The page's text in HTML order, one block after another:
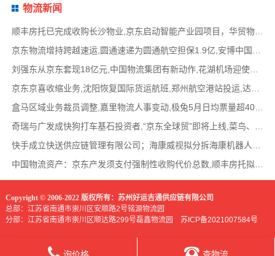
物流新闻
顺丰房托已完成收购长沙物业,京东启动智能产业园项目，华贸物流签署约2亿元专线产品运营合
京东物流增持跨越速运,圆通速递为圆通航空担保1.9亿,安博中国牵手启橙中国,中通云仓发布6
刘强东从京东套现18亿元,中国物流集团有新动作,花湖机场迎使用许可审查,丰巢自营洗衣在全国
京东京喜收缩业务,沈阳恢复国际货运航班,郑州航空港站投运,达达快送发布618战报,顺丰发布最
盒马区域业务裁员调整,嘉里物流人事变动,极兔5月日均票量超4000万,菜鸟开通中美特惠海运专线
奇瑞与广发成快狗打车基石投资者,“京东全球贸”即将上线,菜鸟、普洛斯公布减碳举措,中国
快手成立快送供应链管理有限公司；海康威视拟分拆海康机器人至创业板上市；传化智联6.93亿
中国物流资产：京东产发须支付强制性收购代价总数,顺丰房托拟收购长沙物业,京东、普洛斯等
Copyright © 2006-2022 版权所有：苏州好运吉通供应链有限公司
总部：江苏省南通市崇川区安顺路2号铭源物流园
分部：江苏省南通市崇川区顺达路299号磊鑫物流园 苏ICP备2021007584号